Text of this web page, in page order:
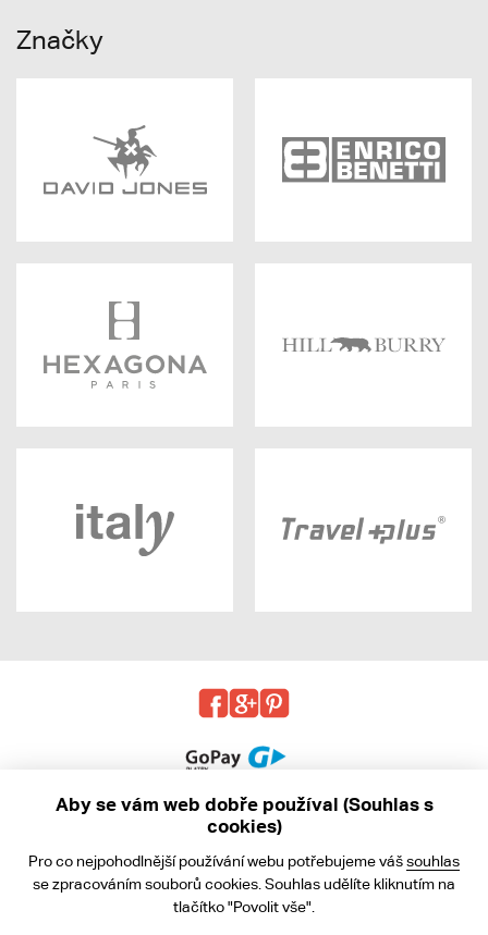
Značky
Obchodní podmínky
Ochrana osobních údajů
Aby se vám web dobře používal (Souhlas s
cookies)
Pro co nejpohodlnější používání webu potřebujeme vášsouhlas
se zpracováním souborů cookies. Souhlas udělíte kliknutím na
tlačítko "Povolit vše".